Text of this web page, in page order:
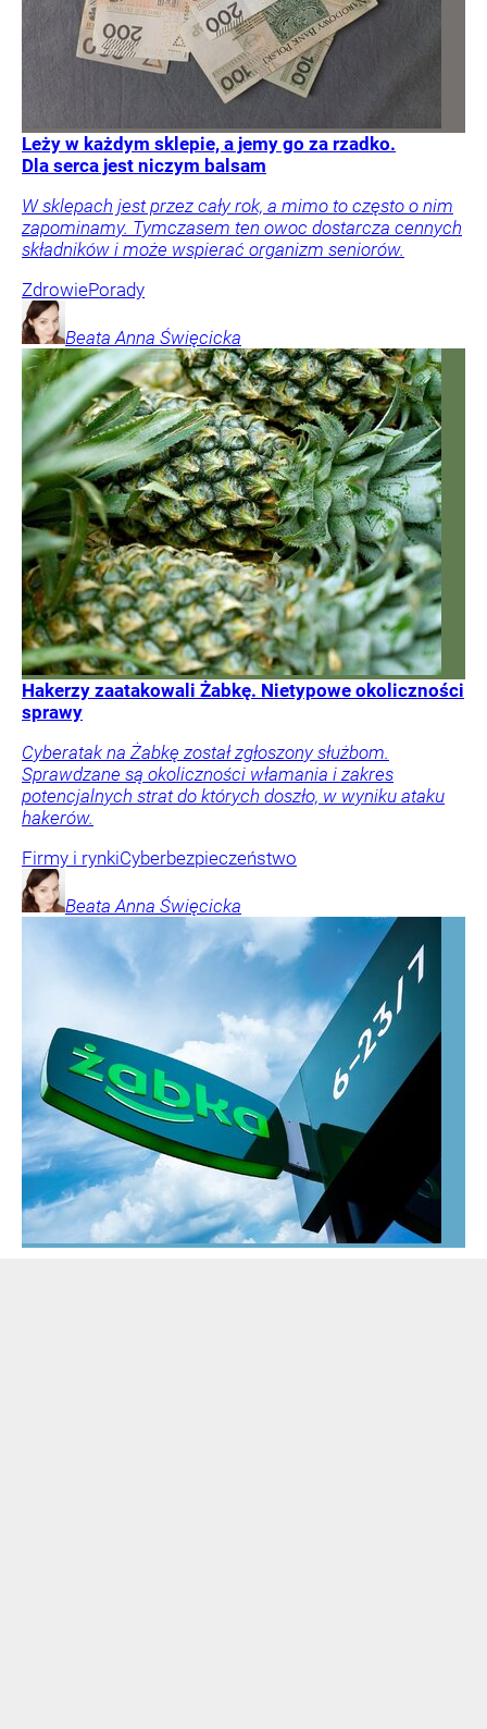
Leży w każdym sklepie, a jemy go za rzadko.
Dla serca jest niczym balsam
W sklepach jest przez cały rok, a mimo to często o nim
zapominamy. Tymczasem ten owoc dostarcza cennych
składników i może wspierać organizm seniorów.
ZdrowiePorady
Beata Anna Święcicka
Hakerzy zaatakowali Żabkę. Nietypowe okoliczności
sprawy
Cyberatak na Żabkę został zgłoszony służbom.
Sprawdzane są okoliczności włamania i zakres
potencjalnych strat do których doszło, w wyniku ataku
hakerów.
Firmy i rynkiCyberbezpieczeństwo
Beata Anna Święcicka